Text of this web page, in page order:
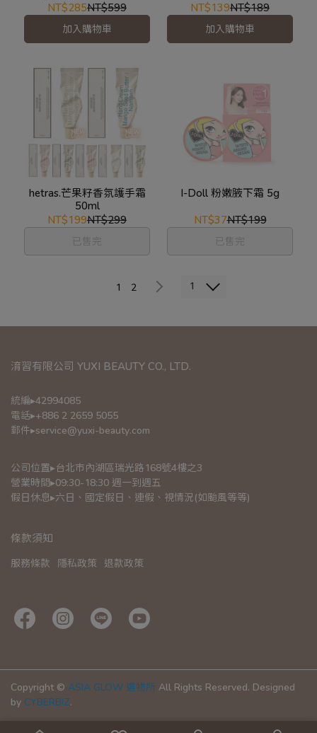
NT$285NT$599
加入購物車
NT$139NT$189
加入購物車
hetras.芒果籽香氛護手霜
50ml
NT$199NT$299
已售完
I-Doll 粉嫩腋下霜 5g
NT$37NT$199
已售完
1 2 1
淯習有限公司 YUXI BEAUTY CO., LTD.
統編▸42994085
電話▸+886 2 2659 5055
郵件▸service@yuxi-beauty.com
公司位置▸台北市內湖區瑞光路168號4樓之3
營業時間▸09:30-18:30 週一到週五
假日休息▸六日、國定假日、連假、視情況(如颱風等等)
條款須知
服務條款 隱私政策 退款政策
Copyright © ASIA GLOW 選物所 All Rights Reserved. Designed
by CYBERBIZ.